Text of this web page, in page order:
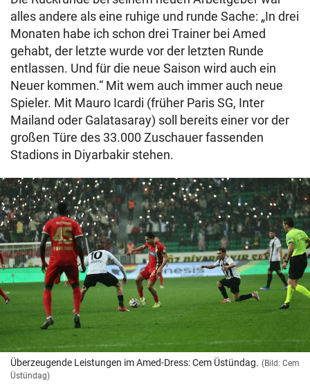
alles andere als eine ruhige und runde Sache: „In drei
Monaten habe ich schon drei Trainer bei Amed
gehabt, der letzte wurde vor der letzten Runde
entlassen. Und für die neue Saison wird auch ein
Neuer kommen.“ Mit wem auch immer auch neue
Spieler. Mit Mauro Icardi (früher Paris SG, Inter
Mailand oder Galatasaray) soll bereits einer vor der
großen Türe des 33.000 Zuschauer fassenden
Stadions in Diyarbakir stehen.
Überzeugende Leistungen im Amed-Dress: Cem Üstündag. (Bild: Cem
Üstündag)